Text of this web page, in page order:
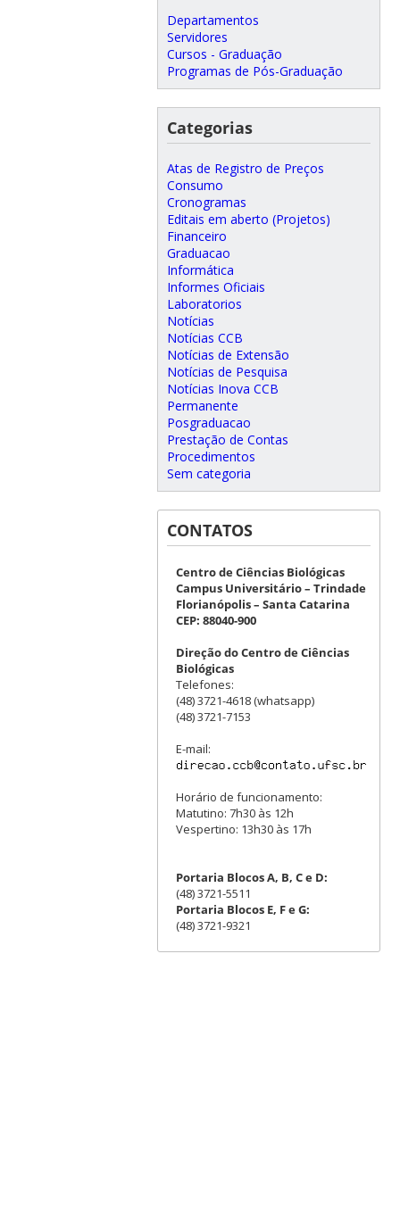
Departamentos
Servidores
Cursos - Graduação
Programas de Pós-Graduação
Categorias
Atas de Registro de Preços
Consumo
Cronogramas
Editais em aberto (Projetos)
Financeiro
Graduacao
Informática
Informes Oficiais
Laboratorios
Notícias
Notícias CCB
Notícias de Extensão
Notícias de Pesquisa
Notícias Inova CCB
Permanente
Posgraduacao
Prestação de Contas
Procedimentos
Sem categoria
CONTATOS
Centro de Ciências Biológicas
Campus Universitário – Trindade
Florianópolis – Santa Catarina
CEP: 88040-900
Direção do Centro de Ciências
Biológicas
Telefones:
(48) 3721-4618 (whatsapp)
(48) 3721-7153
E-mail:
Horário de funcionamento:
Matutino: 7h30 às 12h
Vespertino: 13h30 às 17h
Portaria Blocos A, B, C e D:
(48) 3721-5511
Portaria Blocos E, F e G:
(48) 3721-9321